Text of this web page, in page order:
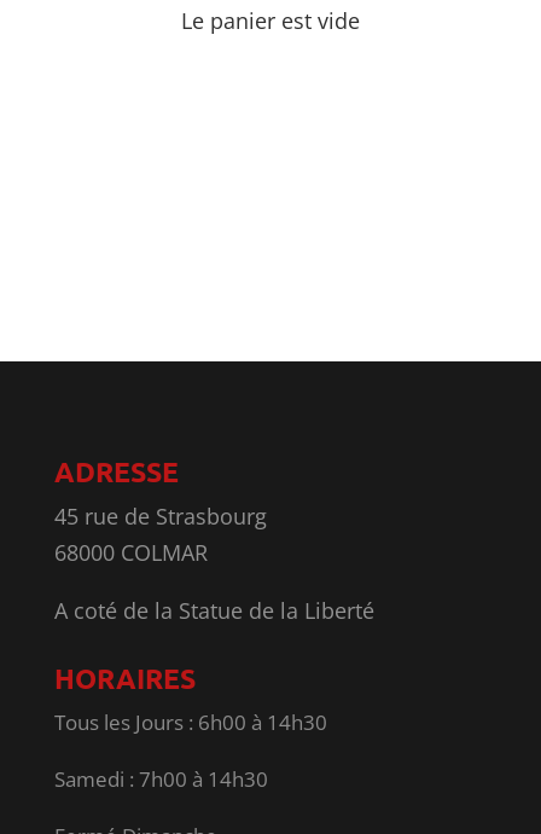
Le panier est vide
ADRESSE
45 rue de Strasbourg
68000 COLMAR
A coté de la Statue de la Liberté
HORAIRES
Tous les Jours : 6h00 à 14h30
Samedi : 7h00 à 14h30